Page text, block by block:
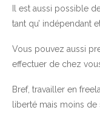
Il est aussi possible
tant qu’ indépendant
Vous pouvez aussi
effectuer de chez
Bref, travailler en
liberté mais moins de